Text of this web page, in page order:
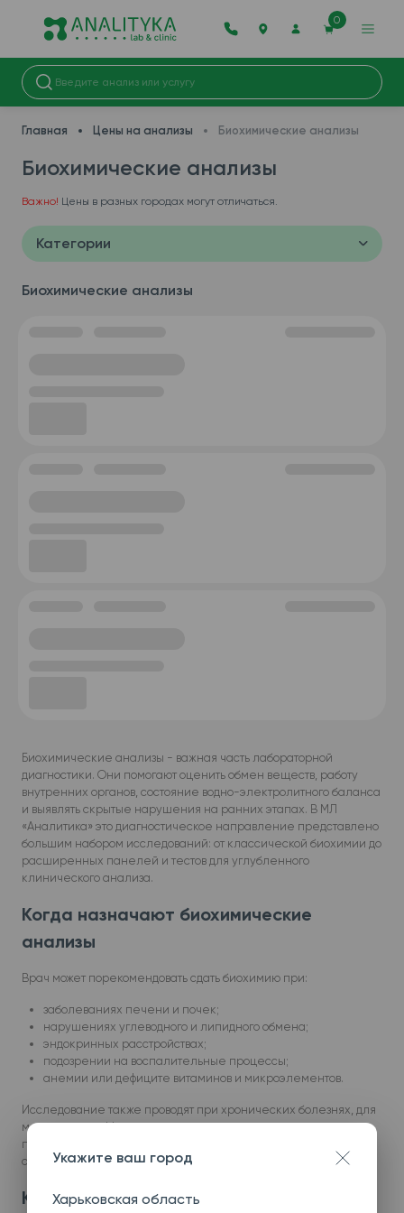
0
Главная Цены на анализы Биохимические анализы
Биохимические анализы
Важно! Цены в разных городах могут отличаться.
Категории
Биохимические анализы
Биохимические анализы - важная часть лабораторной
диагностики. Они помогают оценить обмен веществ, работу
внутренних органов, состояние водно-электролитного баланса
и выявлять скрытые нарушения на ранних этапах. В МЛ
«Аналитика» это диагностическое направление представлено
большим набором исследований: от классической биохимии до
расширенных панелей и тестов для углубленного
клинического анализа.
Когда назначают биохимические
анализы
Врач может порекомендовать сдать биохимию при:
заболеваниях печени и почек;
нарушениях углеводного и липидного обмена;
эндокринных расстройствах;
подозрении на воспалительные процессы;
анемии или дефиците витаминов и микроэлементов.
Исследование также проводят при хронических болезнях, для
мониторинга эффективности проводимого лечения, при
подготовке к операциям и в рамках профилактических
осмотров.
Какие биохимические анализы
Укажите ваш город
Харьковская область